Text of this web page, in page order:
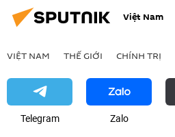
Việt Nam
VIỆT NAM THẾ GIỚI CHÍNH TRỊ
Telegram Zalo